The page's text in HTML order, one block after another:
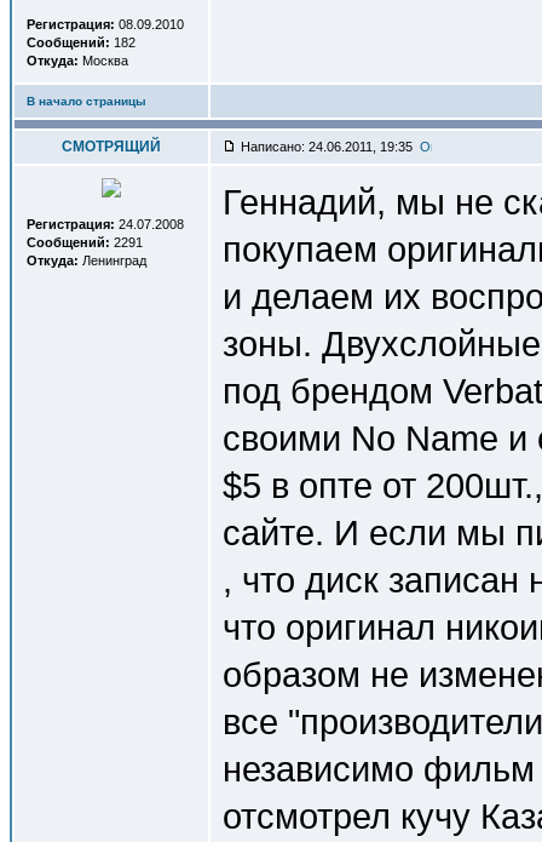
Регистрация: 08.09.2010
Сообщений: 182
Откуда: Москва
В начало страницы
СМОТРЯЩИЙ Написано: 24.06.2011, 19:35
Регистрация: 24.07.2008
Сообщений: 2291
Откуда: Ленинград
Геннадий, мы не
покупаем
и делаем их
зоны.
под брендом
своими No Name и
$5 в опте от
сайте. И если мы
, что диск
что оригинал
образом не
все
независимо фильм
отсмотрел кучу